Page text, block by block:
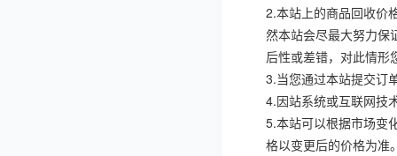
2.本站上的商品回收价
然本站会尽最大努力保
后性或差错，对此情形
3.当您通过本站提交订
4.因站系统或互联网技
5.本站可以根据市场变
格以变更后的价格为准